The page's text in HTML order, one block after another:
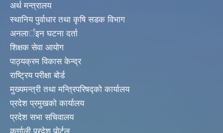
अर्थ मन्त्रालय
स्थानिय पुर्वाधार तथा कृषि सडक विभाग
अनलार्इन घटना दर्ता
शिक्षक सेवा आयोग
पाठ्यक्रम विकास केन्द्र
राष्ट्रिय परीक्षा बोर्ड
मुख्यमन्त्री तथा मन्त्रिपरिषद्को कार्यालय
प्रदेश प्रमुखको कार्यालय
प्रदेश सभा सचिवालय